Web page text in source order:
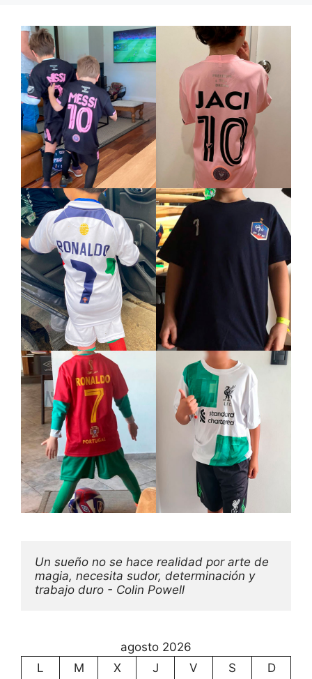
Un sueño no se hace realidad por arte de
magia, necesita sudor, determinación y
trabajo duro - Colin Powell
agosto 2026
L
M X J V S D